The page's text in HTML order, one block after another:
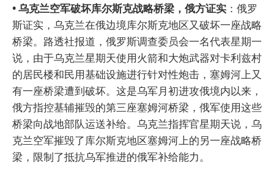
• 乌克兰空军破坏库尔斯克战略桥梁，俄方证实 ：俄罗
斯证实，乌克兰在俄边境库尔斯克地区又破坏一座战略
桥梁。路透社报道，俄罗斯调查委员会一名代表星期一
说，由于乌克兰星期天使用火箭和大炮武器对卡利兹村
的居民楼和民用基础设施进行针对性炮击，塞姆河上又
有一座桥梁遭到破坏。这是乌军月初进攻俄境内以来，
俄方指控基辅摧毁的第三座塞姆河桥梁，俄军使用这些
桥梁向战地部队运送补给。乌克兰指挥官星期天说，乌
克兰空军摧毁了库尔斯克地区塞姆河上的另一座战略桥
梁，限制了抵抗乌军推进的俄军补给能力。